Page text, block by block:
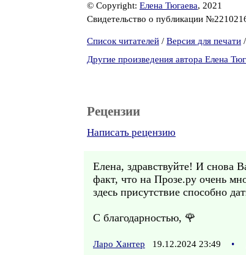
© Copyright: Елена Тюгаева, 2021
Свидетельство о публикации
Список читателей / Версия для печати /
Другие произведения автора Елена
Рецензии
Написать рецензию
Елена, здравствуйте! И снова
факт, что на Прозе.ру очень
здесь присутствие способно
С благодарностью, 🌹
Ларо Хантер 19.12.2024 23:49 •